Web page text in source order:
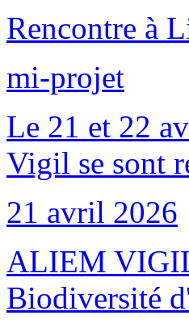
Rencontre à
mi-projet
Le 21 et 22
Vigil se sont
21 avril 2026
ALIEM
Biodiversité